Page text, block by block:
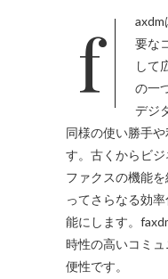
faxdmは、ビジネス環境において重
要な
して
の一
デジ
同様の使い勝手
す。古くからビ
ファクスの機能
ってさらなる効
能にします。
時性の高いコミ
便性です。